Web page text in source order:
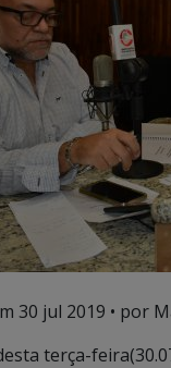
30 jul 2019 • por
terça-